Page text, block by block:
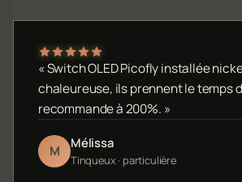
« Switch OLED Picofly installée
chaleureuse, ils prennent le temps
recommande à 200%. »
M Mélissa
Tinqueux · particulière